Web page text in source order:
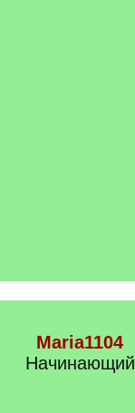
Maria1104
Начинающий